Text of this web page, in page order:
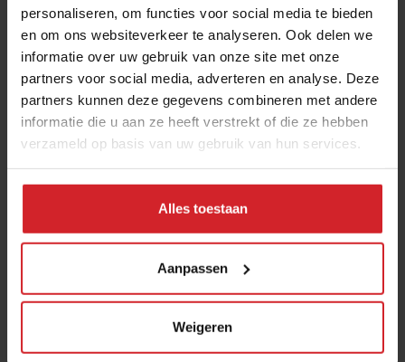
personaliseren, om functies voor social media te bieden
en om ons websiteverkeer te analyseren. Ook delen we
informatie over uw gebruik van onze site met onze
partners voor social media, adverteren en analyse. Deze
partners kunnen deze gegevens combineren met andere
informatie die u aan ze heeft verstrekt of die ze hebben
verzameld op basis van uw gebruik van hun services.
Alles toestaan
Aanpassen
Weigeren
Gertjan Meeuws spreker FIDAYS
20 september 2012| 1 min